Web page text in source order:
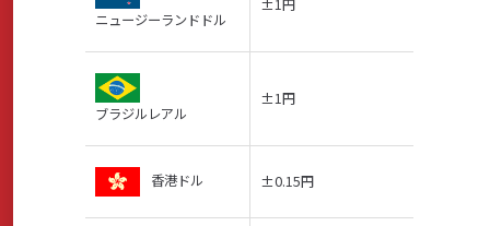
ニュージーランドドル
±1円
ブラジルレアル
±1円
香港ドル ±0.15円